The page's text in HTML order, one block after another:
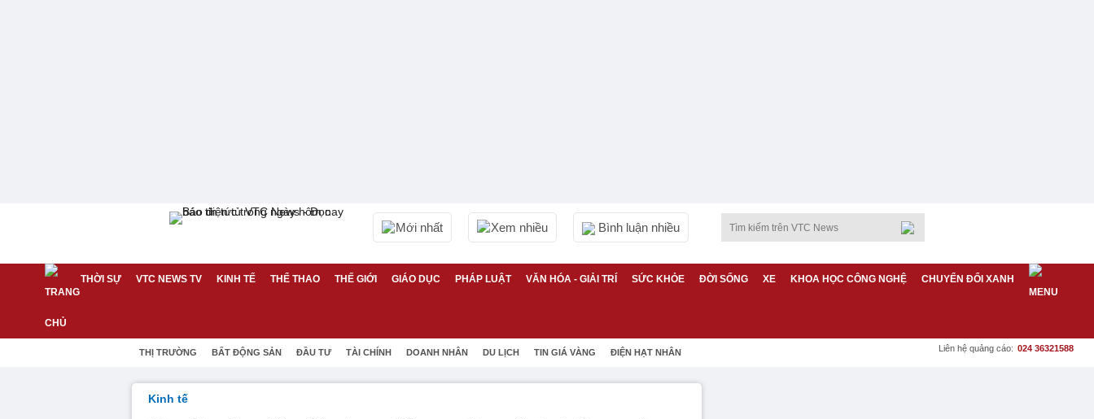
Mới nhất Xem nhiều Bình luận nhiều
THỜI SỰ VTC NEWS TV KINH TẾ THỂ THAO THẾ GIỚI GIÁO DỤC PHÁP LUẬT VĂN HÓA - GIẢI TRÍ SỨC KHỎE ĐỜI SỐNG XE KHOA HỌC CÔNG NGHỆ CHUYỂN ĐỔI XANH
THỊ TRƯỜNG BẤT ĐỘNG SẢN ĐẦU TƯ TÀI CHÍNH DOANH NHÂN DU LỊCH TIN GIÁ VÀNG ĐIỆN HẠT NHÂN Liên hệ quảng cáo: 024 36321588
Kinh tế